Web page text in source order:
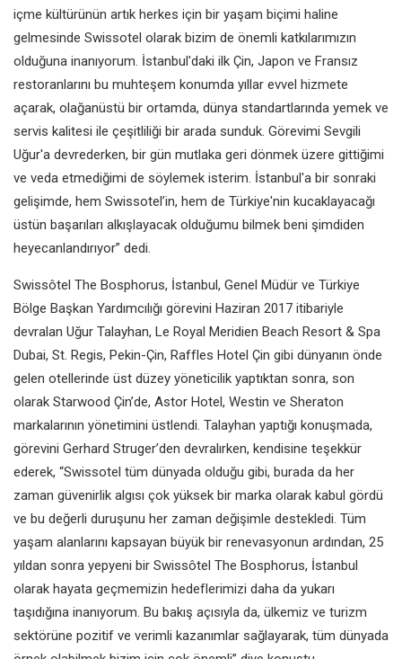
içme kültürünün artık herkes için bir yaşam biçimi haline
gelmesinde Swissotel olarak bizim de önemli katkılarımızın
olduğuna inanıyorum. İstanbul'daki ilk Çin, Japon ve Fransız
restoranlarını bu muhteşem konumda yıllar evvel hizmete
açarak, olağanüstü bir ortamda, dünya standartlarında yemek ve
servis kalitesi ile çeşitliliği bir arada sunduk. Görevimi Sevgili
Uğur'a devrederken, bir gün mutlaka geri dönmek üzere gittiğimi
ve veda etmediğimi de söylemek isterim. İstanbul'a bir sonraki
gelişimde, hem Swissotel’in, hem de Türkiye'nin kucaklayacağı
üstün başarıları alkışlayacak olduğumu bilmek beni şimdiden
heyecanlandırıyor” dedi.
Swissôtel The Bosphorus, İstanbul, Genel Müdür ve Türkiye
Bölge Başkan Yardımcılığı görevini Haziran 2017 itibariyle
devralan Uğur Talayhan, Le Royal Meridien Beach Resort & Spa
Dubai, St. Regis, Pekin-Çin, Raffles Hotel Çin gibi dünyanın önde
gelen otellerinde üst düzey yöneticilik yaptıktan sonra, son
olarak Starwood Çin’de, Astor Hotel, Westin ve Sheraton
markalarının yönetimini üstlendi. Talayhan yaptığı konuşmada,
görevini Gerhard Struger’den devralırken, kendisine teşekkür
ederek, “Swissotel tüm dünyada olduğu gibi, burada da her
zaman güvenirlik algısı çok yüksek bir marka olarak kabul gördü
ve bu değerli duruşunu her zaman değişimle destekledi. Tüm
yaşam alanlarını kapsayan büyük bir renevasyonun ardından, 25
yıldan sonra yepyeni bir Swissôtel The Bosphorus, İstanbul
olarak hayata geçmemizin hedeflerimizi daha da yukarı
taşıdığına inanıyorum. Bu bakış açısıyla da, ülkemiz ve turizm
sektörüne pozitif ve verimli kazanımlar sağlayarak, tüm dünyada